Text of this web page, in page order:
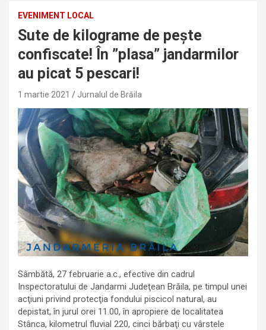
EVENIMENT LOCAL
Sute de kilograme de pește
confiscate! În ”plasa” jandarmilor
au picat 5 pescari!
1 martie 2021 Jurnalul de Brăila
Sâmbătă, 27 februarie a.c., efective din cadrul
Inspectoratului de Jandarmi Judeţean Brăila, pe timpul unei
acţiuni privind protecţia fondului piscicol natural, au
depistat, în jurul orei 11.00, în apropiere de localitatea
Stânca, kilometrul fluvial 220, cinci bărbaţi cu vârstele